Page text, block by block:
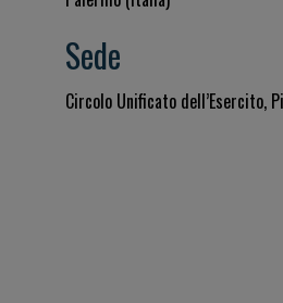
Sede
Circolo Unificato dell’Esercito,